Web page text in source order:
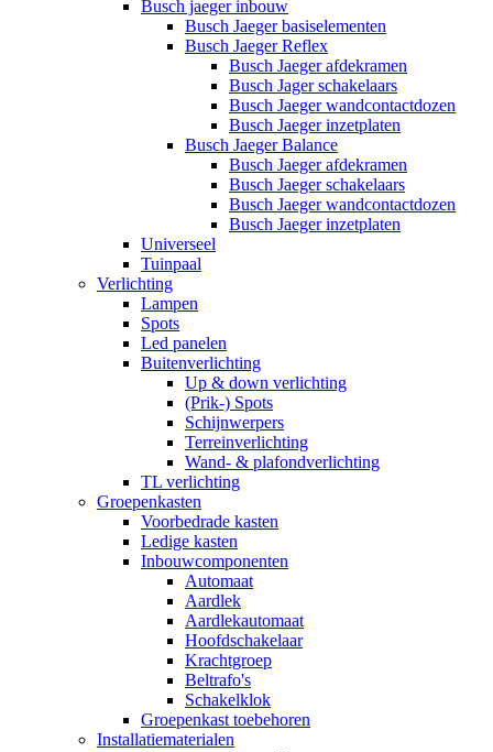
Busch jaeger inbouw
Busch Jaeger basiselementen
Busch Jaeger Reflex
Busch Jaeger afdekramen
Busch Jager schakelaars
Busch Jaeger wandcontactdozen
Busch Jaeger inzetplaten
Busch Jaeger Balance
Busch Jaeger afdekramen
Busch Jaeger schakelaars
Busch Jaeger wandcontactdozen
Busch Jaeger inzetplaten
Universeel
Tuinpaal
Verlichting
Lampen
Spots
Led panelen
Buitenverlichting
Up & down verlichting
(Prik-) Spots
Schijnwerpers
Terreinverlichting
Wand- & plafondverlichting
TL verlichting
Groepenkasten
Voorbedrade kasten
Ledige kasten
Inbouwcomponenten
Automaat
Aardlek
Aardlekautomaat
Hoofdschakelaar
Krachtgroep
Beltrafo's
Schakelklok
Groepenkast toebehoren
Installatiematerialen